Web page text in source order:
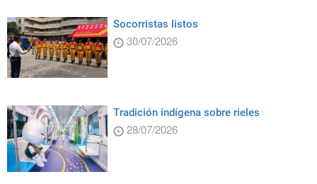
Socorristas listos
30/07/2026
Tradición indígena sobre rieles
28/07/2026